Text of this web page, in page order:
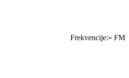
Frekvencije:» FM